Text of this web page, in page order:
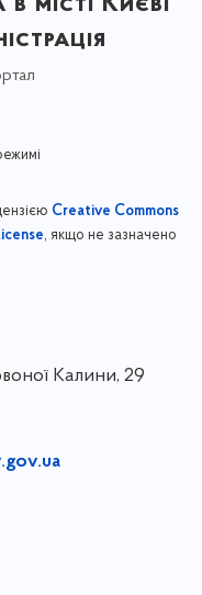
Creative Commons
, якщо не зазначено
Калини, 29